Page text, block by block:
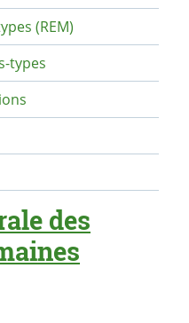
(REM)
types
des